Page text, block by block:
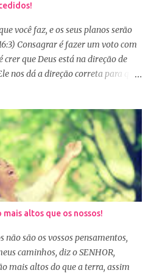
até conseguem iniciar no dia
estão acostumas com a leitura
entendi...
você faz, e os seus planos serão
Consagrar é fazer um voto com
crer que Deus está na direção de
nos dá a direção correta para que
bem-sucedidas. E o que é ser bem-
que alcança o sucesso com o
glorificando a si mesmo. Porém
a Deus, o conceito é outro. Quando
planos a Deus, ficamos
muitas vezes não é bem o que o
desejo do coração de Deus. E
tem o melhor para nós. Consagrar
é a garantia de que tudo dará
s...
mais altos que os nossos!
não são os vossos pensamentos,
caminhos, diz o SENHOR,
mais altos do que a terra, assim